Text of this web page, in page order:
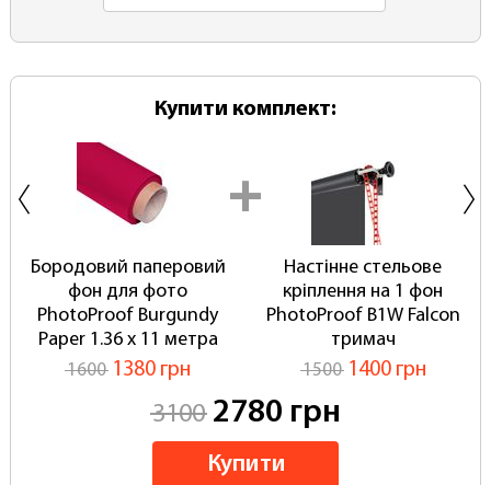
Купити комплект:
Бородовий паперовий
фон для фото
PhotoProof Burgundy
Paper 1.36 x 11 метра
1600 1380 грн
Настінне стельове
кріплення на 1 фон
PhotoProof B1W Falcon
тримач
1500 1400 грн
3100 2780 грн
Купити